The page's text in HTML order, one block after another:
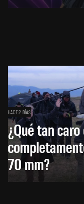
HACE 2 DÍAS
¿Qué tan
70 mm?